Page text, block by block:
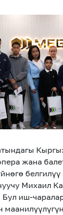
Көңүл ачуучу
Жаңылыктар
Офис картасы
жана каптоо
MegaPay
жана
Михаил
Бул иш-